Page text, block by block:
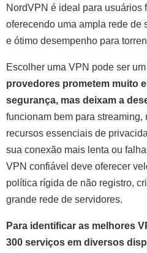
NordVPN é ideal para usuários
oferecendo uma ampla rede de
e ótimo desempenho para
Escolher uma VPN pode ser
provedores prometem muito
segurança, mas deixam a
funcionam bem para streaming,
recursos essenciais de
sua conexão mais lenta ou
VPN confiável deve oferecer
política rígida de não registro,
grande rede de servidores.
Para identificar as melhores
300 serviços em diversos